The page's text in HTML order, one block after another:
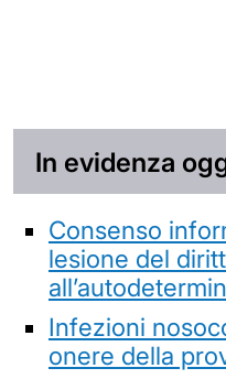
In evidenza
Consenso
lesione del
Infezioni
onere della